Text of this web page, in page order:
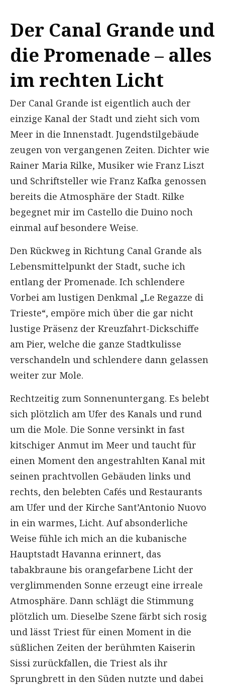
Der Canal Grande und
die Promenade – alles
im rechten Licht
Der Canal Grande ist eigentlich auch der
einzige Kanal der Stadt und zieht sich vom
Meer in die Innenstadt. Jugendstilgebäude
zeugen von vergangenen Zeiten. Dichter wie
Rainer Maria Rilke, Musiker wie Franz Liszt
und Schriftsteller wie Franz Kafka genossen
bereits die Atmosphäre der Stadt. Rilke
begegnet mir im Castello die Duino noch
einmal auf besondere Weise.
Den Rückweg in Richtung Canal Grande als
Lebensmittelpunkt der Stadt, suche ich
entlang der Promenade. Ich schlendere
Vorbei am lustigen Denkmal „Le Regazze di
Trieste“, empöre mich über die gar nicht
lustige Präsenz der Kreuzfahrt-Dickschiffe
am Pier, welche die ganze Stadtkulisse
verschandeln und schlendere dann gelassen
weiter zur Mole.
Rechtzeitig zum Sonnenuntergang. Es belebt
sich plötzlich am Ufer des Kanals und rund
um die Mole. Die Sonne versinkt in fast
kitschiger Anmut im Meer und taucht für
einen Moment den angestrahlten Kanal mit
seinen prachtvollen Gebäuden links und
rechts, den belebten Cafés und Restaurants
am Ufer und der Kirche Sant’Antonio Nuovo
in ein warmes, Licht. Auf absonderliche
Weise fühle ich mich an die kubanische
Hauptstadt Havanna erinnert, das
tabakbraune bis orangefarbene Licht der
verglimmenden Sonne erzeugt eine irreale
Atmosphäre. Dann schlägt die Stimmung
plötzlich um. Dieselbe Szene färbt sich rosig
und lässt Triest für einen Moment in die
süßlichen Zeiten der berühmten Kaiserin
Sissi zurückfallen, die Triest als ihr
Sprungbrett in den Süden nutzte und dabei